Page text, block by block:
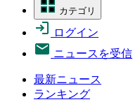
カテゴリ
ログイン
ニュースを受信
最新ニュース
ランキング